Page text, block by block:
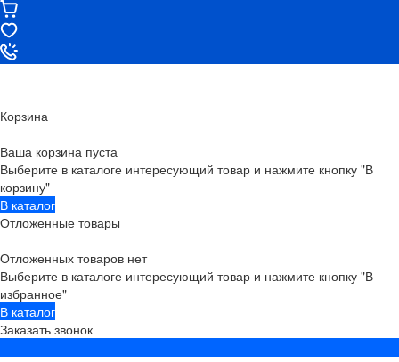
Корзина
Ваша корзина пуста
Выберите в каталоге интересующий товар и нажмите кнопку "В
корзину"
В каталог
Отложенные товары
Отложенных товаров нет
Выберите в каталоге интересующий товар и нажмите кнопку "В
избранное"
В каталог
Заказать звонок